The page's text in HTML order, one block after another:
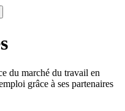
du marché du travail en
grâce à ses partenaires